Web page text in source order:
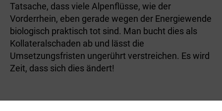
Tatsache, dass viele Alpenflüsse, wie der
Vorderrhein, eben gerade wegen der Energiewende
biologisch praktisch tot sind. Man bucht dies als
Kollateralschaden ab und lässt die
Umsetzungsfristen ungerührt verstreichen. Es wird
Zeit, dass sich dies ändert!